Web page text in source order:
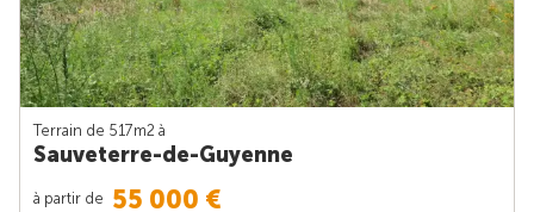
Terrain de 517m2 à
Sauveterre-de-Guyenne
à partir de 55 000 €